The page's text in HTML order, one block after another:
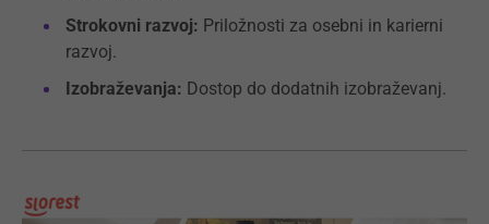
Strokovni razvoj: Priložnosti za osebni in karierni
razvoj.
Izobraževanja: Dostop do dodatnih izobraževanj.